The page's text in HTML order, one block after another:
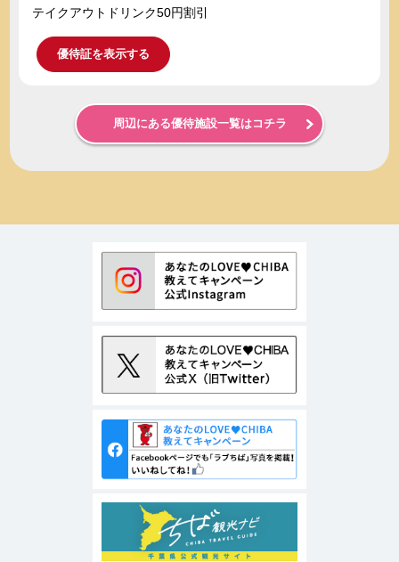
テイクアウトドリンク50円割引
優待証を表示する
周辺にある優待施設一覧はコチラ